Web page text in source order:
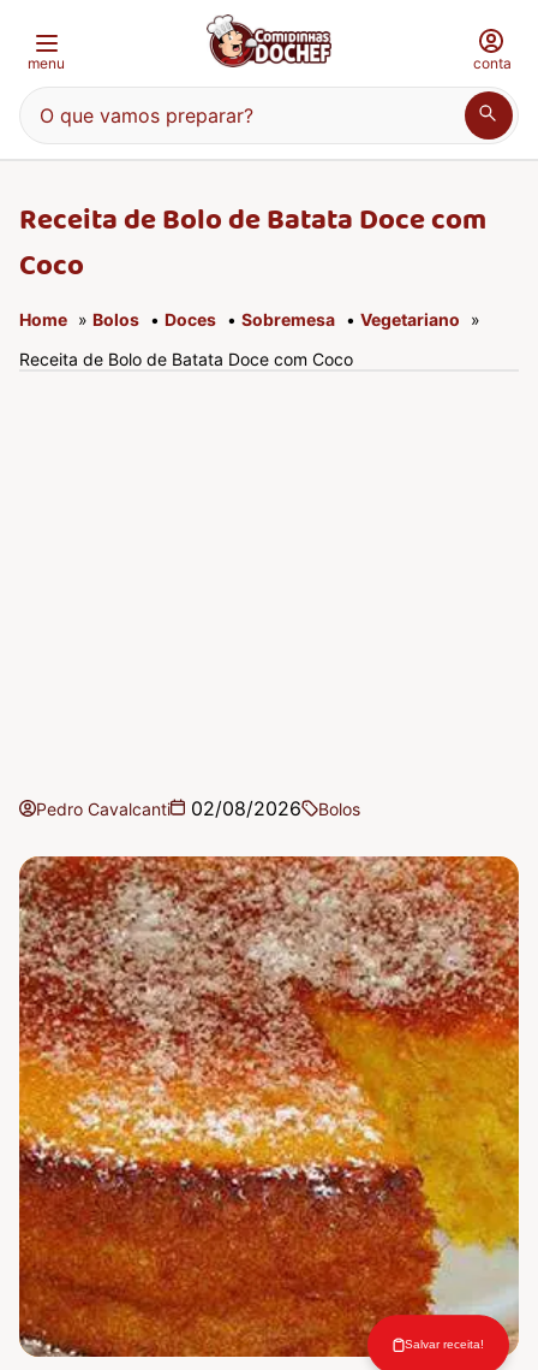
menu
O que vamos preparar?
conta
Receita de Bolo de Batata Doce com
Coco
Home » Bolos • Doces • Sobremesa • Vegetariano
»
Receita de Bolo de Batata Doce com Coco
Pedro Cavalcanti 02/08/2026 Bolos
Salvar receita!